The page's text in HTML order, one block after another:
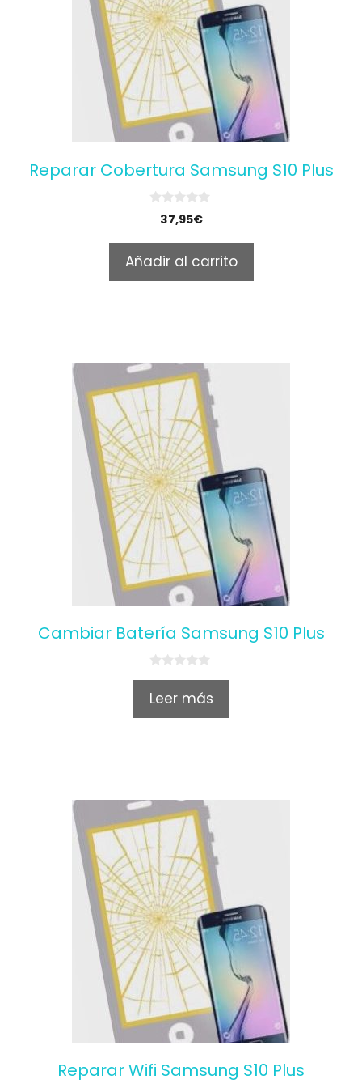
Reparar Cobertura Samsung S10 Plus
o
f
5
37,95€
Añadir al carrito
Cambiar Batería Samsung S10 Plus
0
u
Leer más
Reparar Wifi Samsung S10 Plus